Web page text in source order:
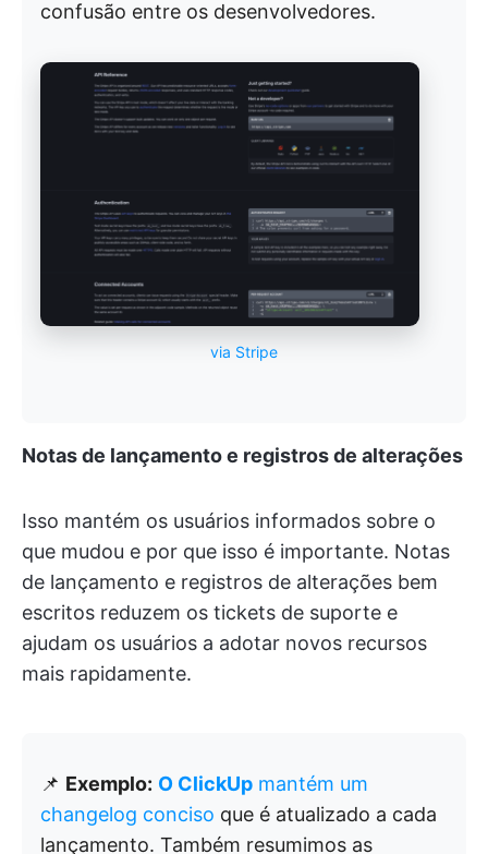
confusão entre os desenvolvedores.
via Stripe
Notas de lançamento e registros de alterações
Isso mantém os usuários informados sobre o
que mudou e por que isso é importante. Notas
de lançamento e registros de alterações bem
escritos reduzem os tickets de suporte e
ajudam os usuários a adotar novos recursos
mais rapidamente.
📌 Exemplo: O ClickUp mantém um
changelog conciso que é atualizado a cada
lançamento. Também resumimos as